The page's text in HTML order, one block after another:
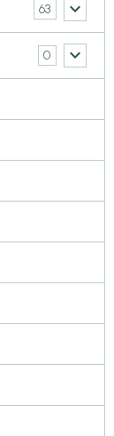
63
0